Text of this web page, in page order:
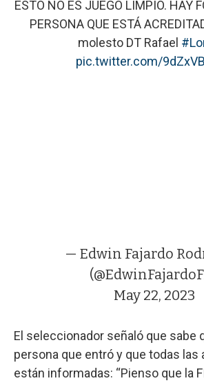
ESTO NO ES JUEGO LIMPIO. HAY
PERSONA QUE ESTÁ
molesto DT Rafael
pic.twitter.com/
— Edwin Fajardo
May 22, 2023
El seleccionador señaló que sabe
persona que entró y que todas las
están informadas: “Pienso que la